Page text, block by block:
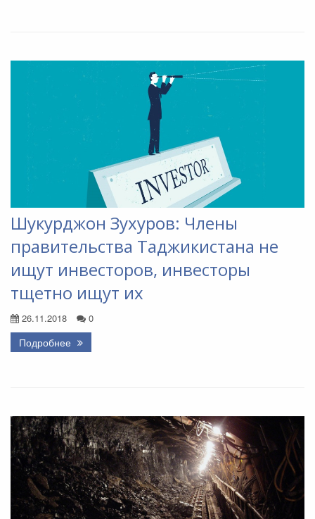
Шукурджон Зухуров: Члены
правительства Таджикистана не
ищут инвесторов, инвесторы
тщетно ищут их
26.11.2018 0
Подробнее